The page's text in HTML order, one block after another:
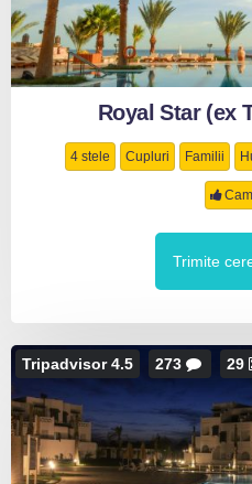
Royal Star (ex
4 stele Cupluri Familii
Trimite
Tripadvisor 4.5 273 29